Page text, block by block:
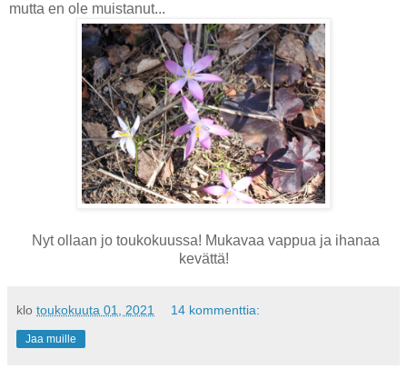
mutta en ole muistanut...
Nyt ollaan jo toukokuussa! Mukavaa vappua ja ihanaa
kevättä!
klo toukokuuta 01, 2021 14 kommenttia:
Jaa muille